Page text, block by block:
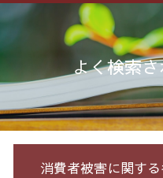
よく検索
消費者被害に関す